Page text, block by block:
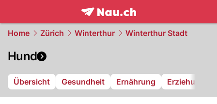
frontpage.NAU.ch
Home Zürich Winterthur Winterthur Stadt
Hund
Übersicht Gesundheit Ernährung Erziehung